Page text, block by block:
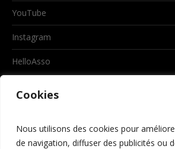
Cookies
Nous utilisons des cookies pour
de navigation, diffuser des publicités ou
YouTube
Instagram
HelloAsso